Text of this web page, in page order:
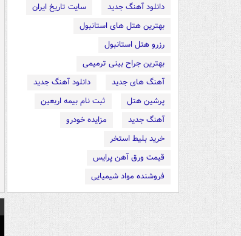
دانلود آهنگ جدید
سایت تاریخ ایران
بهترین هتل های استانبول
رزرو هتل استانبول
بهترین جراح بینی ترمیمی
آهنگ های جدید
دانلود آهنگ جدید
پرشین هتل
ثبت نام بیمه اربعین
آهنگ جدید
مزایده خودرو
خرید بلیط استخر
قیمت ورق آهن پرایس
فروشنده مواد شیمیایی